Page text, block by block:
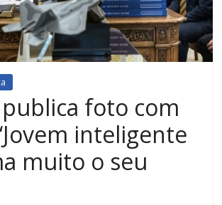
foto com
inteligente
muito o seu